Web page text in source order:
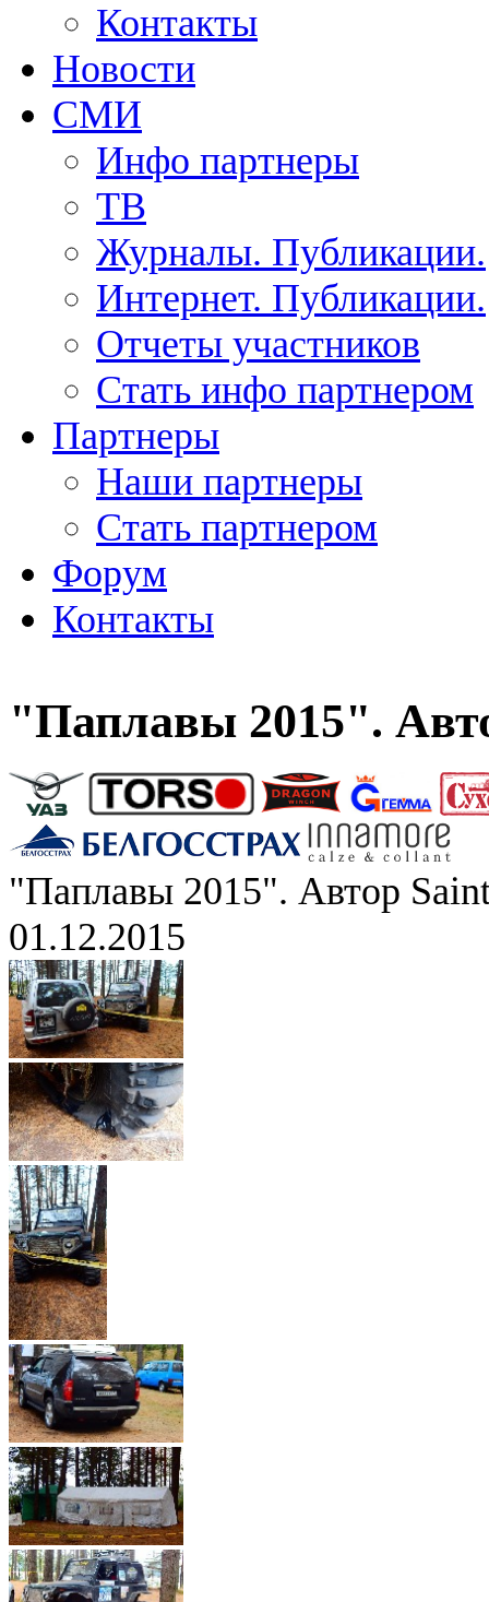
Контакты
Новости
СМИ
Инфо партнеры
ТВ
Журналы. Публикации.
Интернет. Публикации.
Отчеты участников
Стать инфо партнером
Партнеры
Наши партнеры
Стать партнером
Форум
Контакты
"Паплавы 2015".
"Паплавы 2015". Автор
01.12.2015